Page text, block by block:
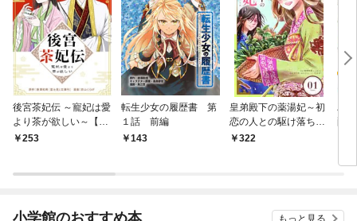
後宮茶妃伝 ～寵妃は愛
より茶が欲しい～【単
話】（１）
253
転生少女の履歴書 第
１話 前編
143
皇弟殿下の薬湯妃～初
恋の人との駆け落ち先
は後宮でした～【単
322
バ
配
もっと見る